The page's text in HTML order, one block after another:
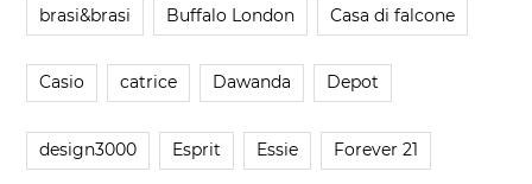
brasi&brasi Buffalo London Casa di falcone
Casio catrice Dawanda Depot
design3000 Esprit Essie Forever 21